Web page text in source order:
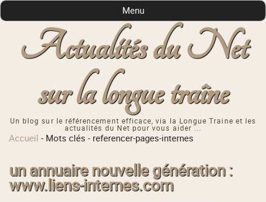
Actualités du Net
sur la longue traîne
Un blog sur le référencement efficace, via la Longue Traine et les
actualités du Net pour vous aider ...
Menu
Accueil - Mots clés - referencer-pages-internes
un annuaire nouvelle génération :
www.liens-internes.com